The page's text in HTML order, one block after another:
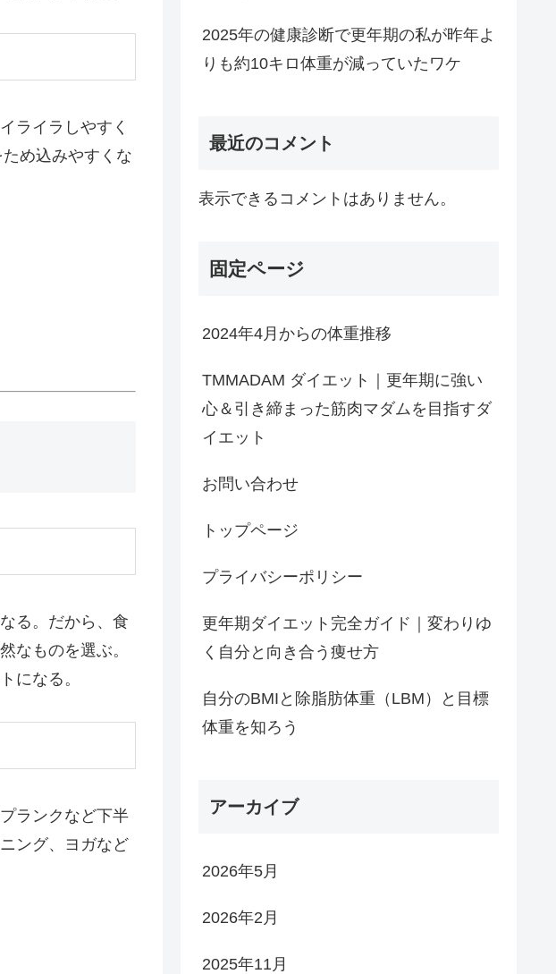
ライラしやすく
め込みやすくな
る。だから、食
なものを選ぶ。
になる。
ランクなど下半
ング、ヨガなど
2025年の健康診断で更年期の私が昨年よ
りも約10キロ体重が減っていたワケ
最近のコメント
表示できるコメントはありません。
固定ページ
2024年4月からの体重推移
TMMADAM ダイエット｜更年期に強い
心＆引き締まった筋肉マダムを目指すダ
イエット
お問い合わせ
トップページ
プライバシーポリシー
更年期ダイエット完全ガイド｜変わりゆ
く自分と向き合う痩せ方
自分のBMIと除脂肪体重（LBM）と目標
体重を知ろう
アーカイブ
2026年5月
2026年2月
2025年11月